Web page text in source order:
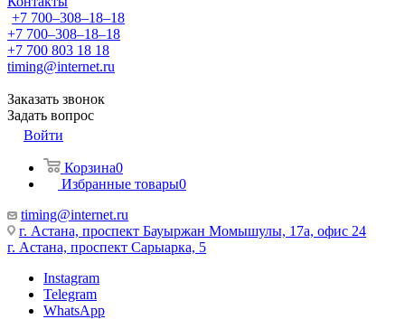
+7 700‒308‒18‒18
+7 700‒308‒18‒18
+7 700 803 18 18
timing@internet.ru
Заказать звонок
Задать вопрос
Войти
Корзина0
Избранные товары0
timing@internet.ru
г. Астана, проспект Бауыржан Момышулы, 17а, офис 24
г. Астана, проспект Сарыарка, 5
Instagram
Telegram
WhatsApp